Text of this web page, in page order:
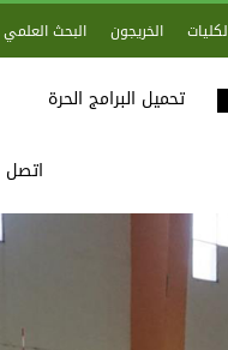
الخريجون البحث العلمي
تحميل البرامج الحرة
اتصل